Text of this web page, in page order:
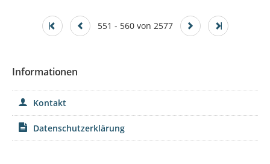
551 - 560 von 2577
Informationen
Kontakt
Datenschutzerklärung